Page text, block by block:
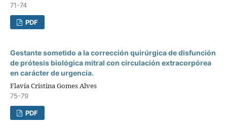
71-74
PDF
Gestante sometido a la corrección quirúrgica de disfunción
de prótesis biológica mitral con circulación extracorpórea
en carácter de urgencia.
Flavia Cristina Gomes Alves
75-79
PDF